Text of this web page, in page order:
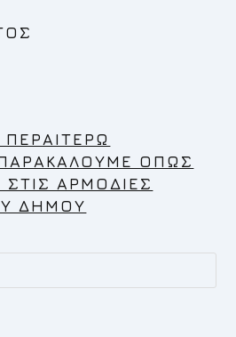
ΠΕΡΑΙΤΕΡΩ
ΠΑΡΑΚΑΛΟΥΜΕ ΟΠΩΣ
ΑΡΜΟΔΙΕΣ
ΔΗΜΟΥ